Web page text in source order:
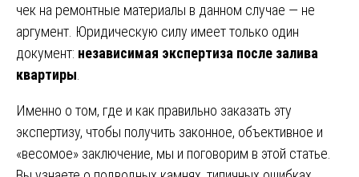
чек на ремонтные материалы в данном случае — не
аргумент. Юридическую силу имеет только один
документ: независимая экспертиза после залива
квартиры
Именно о том, где и как правильно заказать эту
экспертизу, чтобы получить законное, объективное и
«весомое» заключение, мы и поговорим в этой статье.